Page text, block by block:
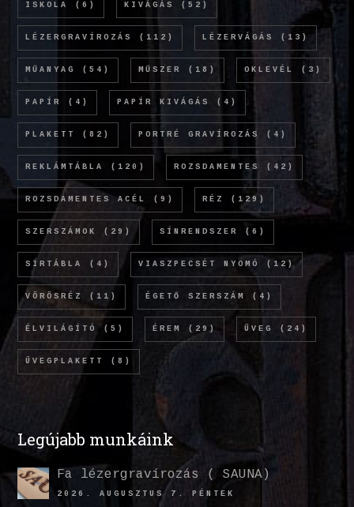
ISKOLA (6) KIVÁGÁS (52)
LÉZERGRAVÍROZÁS (112) LÉZERVÁGÁS (13)
MŰANYAG (54) MŰSZER (18) OKLEVÉL (3)
PAPÍR (4) PAPÍR KIVÁGÁS (4)
PLAKETT (82) PORTRÉ GRAVÍROZÁS (4)
REKLÁMTÁBLA (120) ROZSDAMENTES (42)
ROZSDAMENTES ACÉL (9) RÉZ (129)
SZERSZÁMOK (29) SÍNRENDSZER (6)
SÍRTÁBLA (4) VIASZPECSÉT NYOMÓ (12)
VÖRÖSRÉZ (11) ÉGETŐ SZERSZÁM (4)
ÉLVILÁGÍTÓ (5) ÉREM (29) ÜVEG (24)
ÜVEGPLAKETT (8)
Legújabb munkáink
Fa lézergravírozás ( SAUNA)
2026. AUGUSZTUS 7. PÉNTEK